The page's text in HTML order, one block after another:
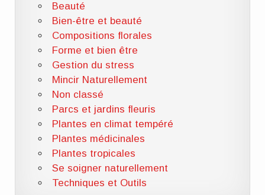
Beauté
Bien-être et beauté
Compositions florales
Forme et bien être
Gestion du stress
Mincir Naturellement
Non classé
Parcs et jardins fleuris
Plantes en climat tempéré
Plantes médicinales
Plantes tropicales
Se soigner naturellement
Techniques et Outils